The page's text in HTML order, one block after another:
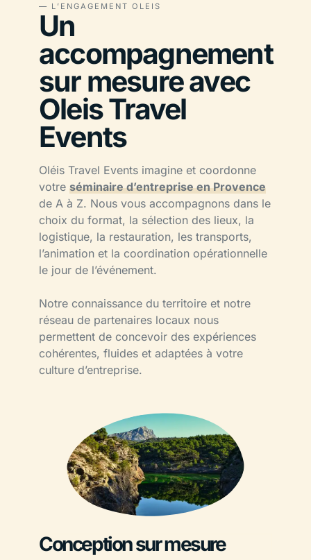
— L’ENGAGEMENT OLEIS
Un
accompagnement
sur mesure avec
Oleis Travel
Events
Oléis Travel Events imagine et coordonne
votre séminaire d’entreprise en Provence
de A à Z. Nous vous accompagnons dans le
choix du format, la sélection des lieux, la
logistique, la restauration, les transports,
l’animation et la coordination opérationnelle
le jour de l’événement.
Notre connaissance du territoire et notre
réseau de partenaires locaux nous
permettent de concevoir des expériences
cohérentes, fluides et adaptées à votre
culture d’entreprise.
Conception sur mesure